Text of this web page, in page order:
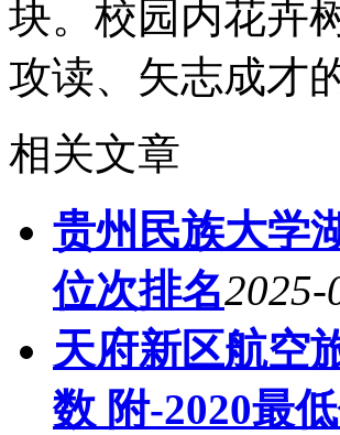
块。校园内花卉
攻读、矢志成才
相关文章
贵州民族大学
位次排名2025-
天府新区航空
数 附-2020最